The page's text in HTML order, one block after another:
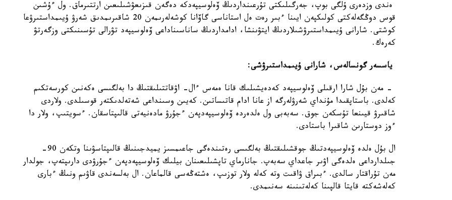
ەندى وزدەرى ۇلگى بوپ، جەرگىلىكتى تۇرعىنداردىڭ ۆەلوسيپەدكە دەگەن قىزىعۋشىلىعىن ارتتىرماق. ول ءۇشىن
قوس دوڭگەلەكتى كولىكپەن ايىنا ءبىر رەت ەل استاناسى گاۆانا كوشەلەرىمەن 20 شاقىرىمدىق شەرۋ ۇيىمداستىرۋعا
كوشتى. شارانى ۇيىمداستىرۋشىلاردىڭ ايتۋىنشا، ادامداردىڭ ساناسىناداعى ۆەلوسيپەد تۋرالى تۇسىنىكتى وزگەرتۋ
كەرەك.
ياسسەر گونسالەس، شارانى ۇيىمداستىرۋشى:
- مەن بۇل شارا ارقىلى ۆەلوسيپەد كەدەيشىلىك قانا ەمەس ءال- اۋقاتتىلىقتىڭ دا بەلگىسى ەكەنىن كورسەتكىم
كەلدى. باستاپقىدا مۇنداي شەرۋلەرگە از عانا ادام قاتىساتىن. كەيىن وسىنداعى شەتەلدىكتەر قوسىلدى. ولاردى
شاقىرۋ قيىنعا تۇسكەن جوق. سەبەبى ول ەلدەردە ۆەلوسيپەدپەن ءجۇرۋ مادەنيەتى قالىپتاسقان. ءسويتىپ، ولار دا
ءوز دوستارىن شاقىرا باستادى.
ال بۇل ەلدە ۆەلوسيپەدتىڭ جوقشىلىقتىڭ بەلگىسى رەتىندەگى جاعىمسىز يميدجىنىڭ قالىپتاسۋىنا وتكەن 90-
جىلدارداعى ەلدەگى اۋىر جاعداي سەبەپ. جانارماي تاپشىلىعىنان بيلىك ۆەلوسيپەدپەن ءجۇرۋدى دارىپتەپ، جولدار
مەن تۇراقتار سالدى. ءبىراق ۋاقىت وتە كەلە ولار توزىپ، ەشتەڭەسى قالماعان. ال بەلسەندى قاۋىم ونىڭ ءبارى
كەلەشەكتە قايتا قالپىنا كەلەتىنىنە سەنىمدى.